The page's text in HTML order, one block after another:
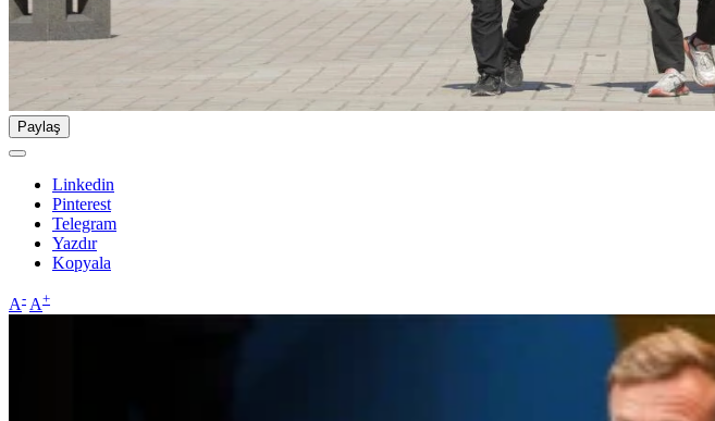
Paylaş
Linkedin
Pinterest
Telegram
Yazdır
Kopyala
A- A+